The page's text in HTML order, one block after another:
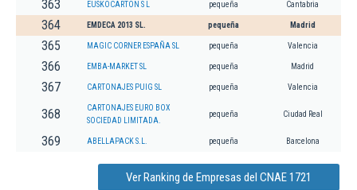
363 EUSKOCARTON S L pequeña Cantabria
364 EMDECA 2013 SL. pequeña Madrid
365 MAGIC CORNER ESPAÑA SL pequeña Valencia
366 EMBA-MARKET SL pequeña Madrid
367 CARTONAJES PUIG SL pequeña Valencia
368
CARTONAJES EURO BOX
SOCIEDAD LIMITADA.
pequeña Ciudad Real
369 ABELLAPACK S.L. pequeña Barcelona
Ver Ranking de Empresas del CNAE 1721